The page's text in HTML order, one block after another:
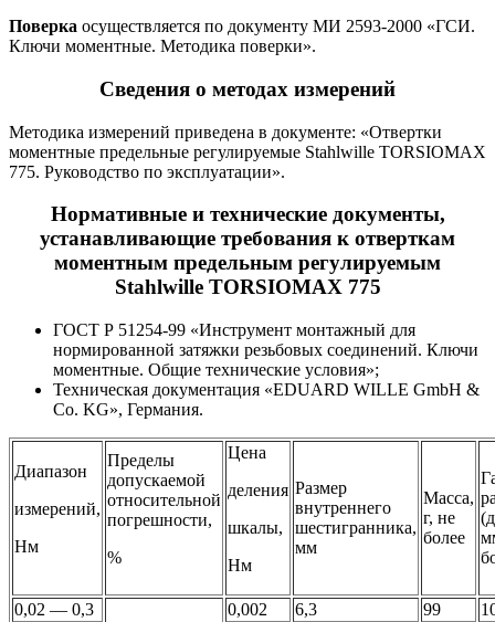
Поверка осуществляется по документу МИ 2593-2000 «ГСИ.
Ключи моментные. Методика поверки».
Сведения о методах измерений
Методика измерений приведена в документе: «Отвертки
моментные предельные регулируемые Stahlwille TORSIOMAX
775. Руководство по эксплуатации».
Нормативные и технические документы,
устанавливающие требования к отверткам
моментным предельным регулируемым
Stahlwille TORSIOMAX 775
ГОСТ Р 51254-99 «Инструмент монтажный для
нормированной затяжки резьбовых соединений. Ключи
моментные. Общие технические условия»;
Техническая документация «EDUARD WILLE GmbH &
Co. KG», Германия.
Диапазон
измерений,
Нм
Пределы
допускаемой
относительной
погрешности,
%
Цена
деления
шкалы,
Нм
Размер
внутреннего
шестигранника,
мм
Масса,
г, не
более
0,02 — 0,3 0,002 6,3 99